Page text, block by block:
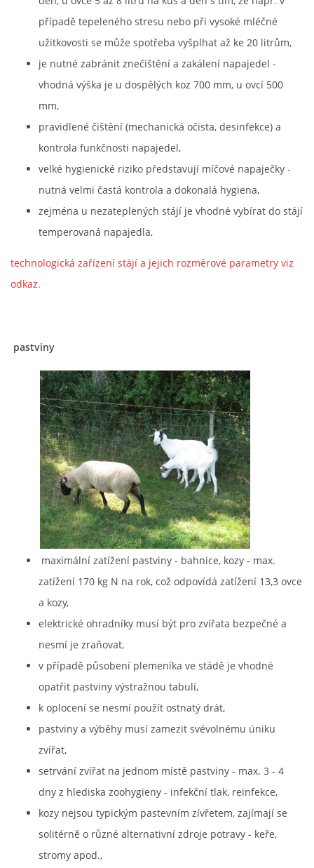
případě tepeleného stresu nebo při vysoké mléčné
užitkovosti se může spotřeba vyšplhat až ke 20 litrům,
je nutné zabránit znečištění a zakálení napajedel -
vhodná výška je u dospělých koz 700 mm, u ovcí 500
mm,
pravidlené čištění (mechanická očista, desinfekce) a
kontrola funkčnosti napajedel,
velké hygienické riziko představují míčové napaječky -
nutná velmi častá kontrola a dokonalá hygiena,
zejména u nezateplených stájí je vhodné vybírat do stájí
temperovaná napajedla,
technologická zařízení stájí a jejich rozměrové parametry viz
odkaz.
pastviny
maximální zatížení pastviny - bahnice, kozy - max.
zatížení 170 kg N na rok, což odpovídá zatížení 13,3 ovce
a kozy,
elektrické ohradníky musí být pro zvířata bezpečné a
nesmí je zraňovat,
v případě působení plemeníka ve stádě je vhodné
opatřit pastviny výstražnou tabulí,
k oplocení se nesmí použít ostnatý drát,
pastviny a výběhy musí zamezit svévolnému úniku
zvířat,
setrvání zvířat na jednom místě pastviny - max. 3 - 4
dny z hlediska zoohygieny - infekční tlak, reinfekce,
kozy nejsou typickým pastevním zívřetem, zajímají se
solitérně o různé alternativní zdroje potravy - keře,
stromy apod.,